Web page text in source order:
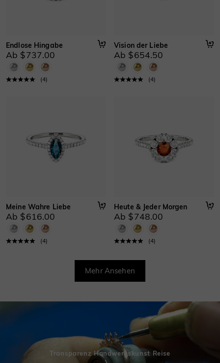
Endlose Hingabe
Ab $737.00
(4)
Vision der Liebe
Ab $654.50
(4)
Meine Wahre Liebe
Ab $616.00
(4)
Heute & Jeder Morgen
Ab $748.00
(4)
Mehr Ansehen
Transparenz Handwerkskunst Reise